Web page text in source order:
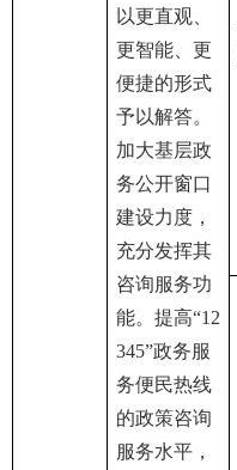
以更直观、
更智能、更
便捷的形式
予以解答。
加大基层政
务公开窗口
建设力度，
充分发挥其
咨询服务功
能。提高“12
345”政务服
务便民热线
的政策咨询
服务水平，